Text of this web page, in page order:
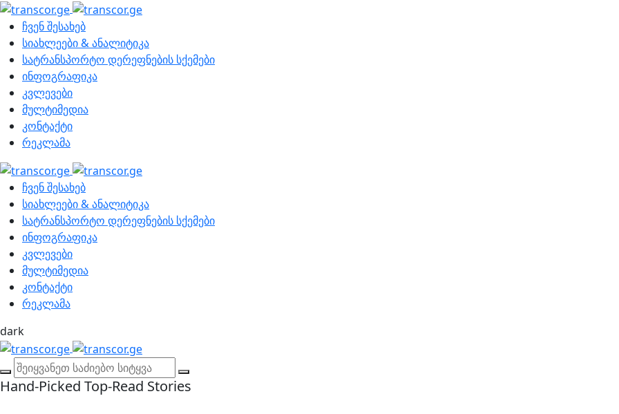
ჩვენ შესახებ
სიახლეები & ანალიტიკა
სატრანსპორტო დერეფნების სქემები
ინფოგრაფიკა
კვლევები
მულტიმედია
კონტაქტი
რეკლამა
ჩვენ შესახებ
სიახლეები & ანალიტიკა
სატრანსპორტო დერეფნების სქემები
ინფოგრაფიკა
კვლევები
მულტიმედია
კონტაქტი
რეკლამა
dark
Hand-Picked Top-Read Stories